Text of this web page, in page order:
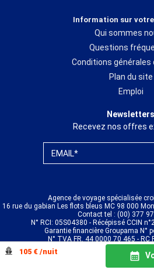
105 € /nuit
Information sur
Qui sommes
Questions
Conditions générales
Plan du site
Emploi
Newsletters
Recevez nos offres
EMAIL*
Agence de voyage spécialisée
16 rue du gabian Les flots bleus MC 98 000
Contact tel : (00) 377
N° RCI: 05S04380 - Récépissé CCIN
Garantie financière Groupama N°
N° TVA FR. 44 0000 70 465 - RC
© CRUISELINE 2026 - all